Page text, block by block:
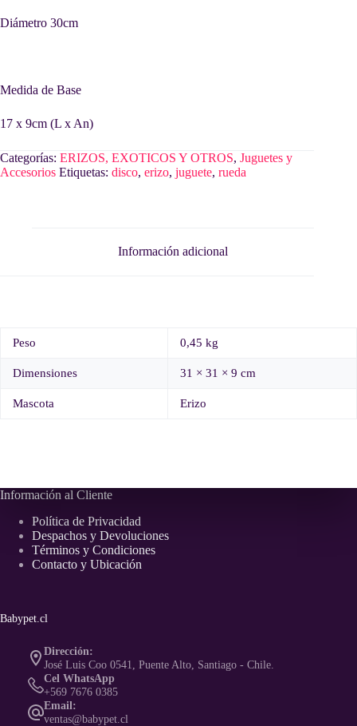
Diámetro 30cm
Medida de Base
17 x 9cm (L x An)
Categorías: ERIZOS, EXOTICOS Y OTROS, Juguetes y
Accesorios Etiquetas: disco, erizo, juguete, rueda
Información adicional
Peso 0,45 kg
Dimensiones 31 × 31 × 9 cm
Mascota Erizo
Información al Cliente
Política de Privacidad
Despachos y Devoluciones
Términos y Condiciones
Contacto y Ubicación
Babypet.cl
Dirección:
José Luis Coo 0541, Puente Alto, Santiago - Chile.
Cel WhatsApp
+569 7676 0385
Email:
ventas@babypet.cl